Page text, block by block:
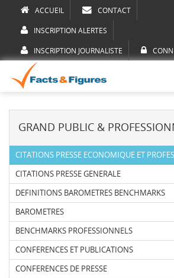
ACCUEIL CONTACT
INSCRIPTION ALERTES
INSCRIPTION JOURNALISTE
GRAND PUBLIC &
CITATIONS PRESSE ECONOMIQUE ET
CITATIONS PRESSE GENERALE
DEFINITIONS BAROMETRES BENCHMARKS
BAROMETRES
BENCHMARKS PROFESSIONNELS
CONFERENCES ET PUBLICATIONS
CONFERENCES DE PRESSE